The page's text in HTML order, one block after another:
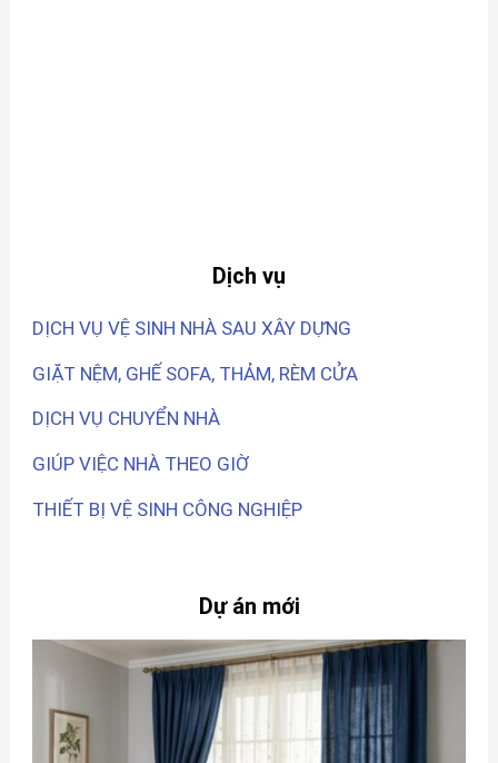
Dịch vụ
DỊCH VỤ VỆ SINH NHÀ SAU XÂY DỰNG
GIẶT NỆM, GHẾ SOFA, THẢM, RÈM CỬA
DỊCH VỤ CHUYỂN NHÀ
GIÚP VIỆC NHÀ THEO GIỜ
THIẾT BỊ VỆ SINH CÔNG NGHIỆP
Dự án mới